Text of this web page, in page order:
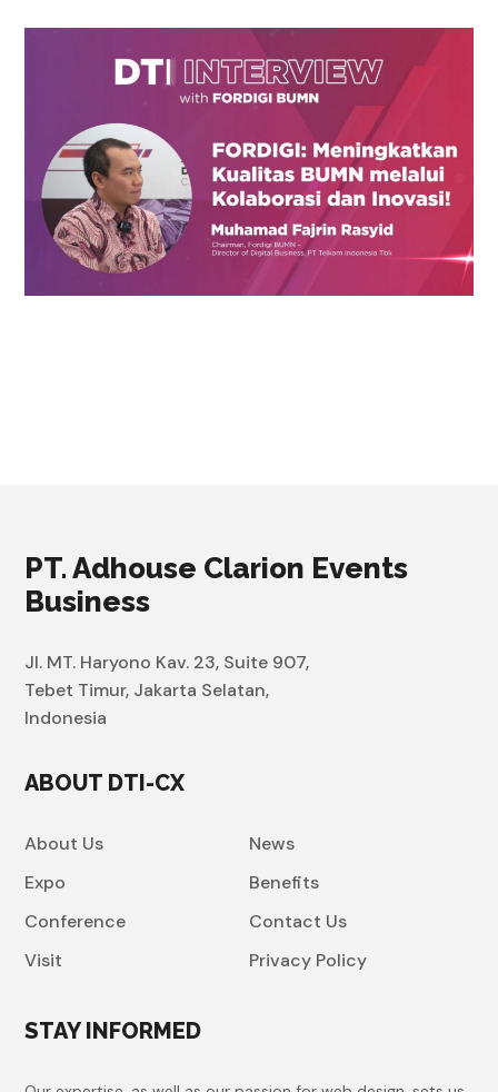
PT. Adhouse Clarion Events
Business
Jl. MT. Haryono Kav. 23, Suite 907,
Tebet Timur, Jakarta Selatan,
Indonesia
ABOUT DTI-CX
About Us
Expo
Conference
Visit
News
Benefits
Contact Us
Privacy Policy
STAY INFORMED